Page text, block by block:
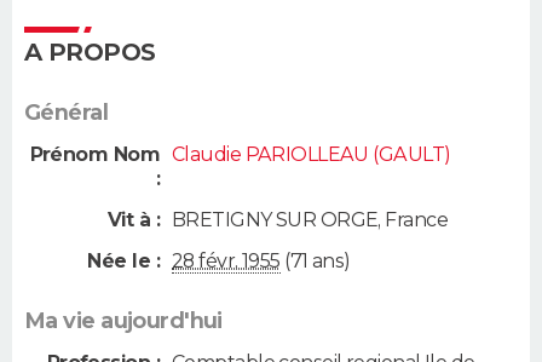
A PROPOS
Général
Prénom Nom
:
Claudie PARIOLLEAU (GAULT)
Vit à : BRETIGNY SUR ORGE, France
Née le : 28 févr. 1955 (71 ans)
Ma vie aujourd'hui